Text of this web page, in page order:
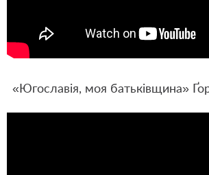
«Югославія, моя батьківщина»